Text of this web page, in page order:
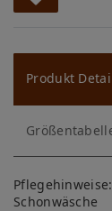
W
u
ns
ch
lis
te
Produkt
Pflegehinweise:
Schonwäsche